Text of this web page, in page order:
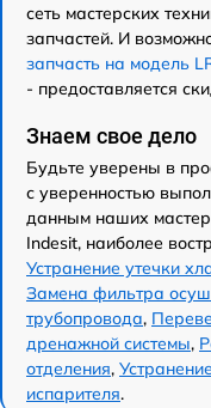
сеть мастерских
запчастей. И
запчасть на модель
- предоставляется
Знаем свое дело
Будьте уверены в
с уверенностью
данным наших
Indesit, наиболее
Устранение утечки
Замена фильтра
трубопровода,
дренажной системы,
отделения,
испарителя.